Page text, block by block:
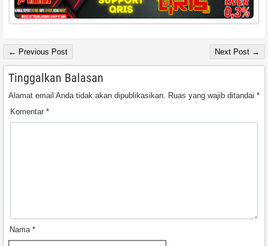
← Previous Post Next Post →
Tinggalkan Balasan
Alamat email Anda tidak akan dipublikasikan. Ruas yang wajib ditandai *
Komentar *
Nama *